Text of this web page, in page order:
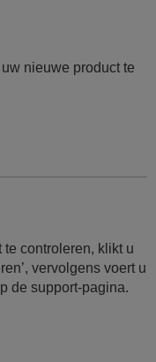
uw nieuwe product te
controleren, klikt u
vervolgens voert u
de support-pagina.